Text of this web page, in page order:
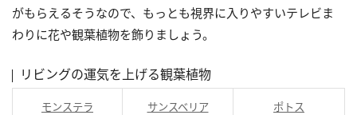
がもらえるそうなので、もっとも視界に入りやすいテレビま
わりに花や観葉植物を飾りましょう。
リビングの運気を上げる観葉植物
モンステラ サンスベリア ポトス